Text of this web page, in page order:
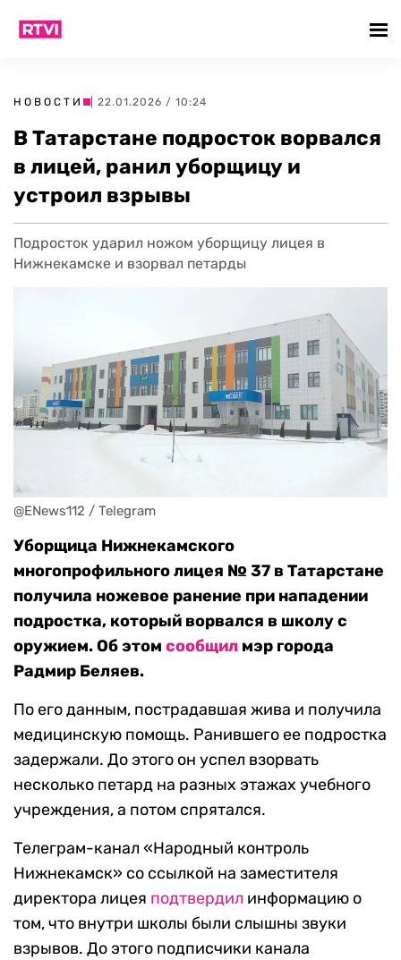
НОВОСТИ | 22.01.2026 / 10:24
В Татарстане подросток ворвался
в лицей, ранил уборщицу и
устроил взрывы
Подросток ударил ножом уборщицу лицея в
Нижнекамске и взорвал петарды
@ENews112 / Telegram
Уборщица Нижнекамского
многопрофильного лицея № 37 в Татарстане
получила ножевое ранение при нападении
подростка, который ворвался в школу с
оружием. Об этом сообщил мэр города
Радмир Беляев.
По его данным, пострадавшая жива и получила
медицинскую помощь. Ранившего ее подростка
задержали. До этого он успел взорвать
несколько петард на разных этажах учебного
учреждения, а потом спрятался.
Телеграм-канал «Народный контроль
Нижнекамск» со ссылкой на заместителя
директора лицея подтвердил информацию о
том, что внутри школы были слышны звуки
взрывов. До этого подписчики канала